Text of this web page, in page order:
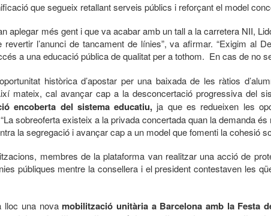
que segueix retallant serveis públics i reforçant el model
aplegar més gent i que va acabar amb un tall a la carretera NII,
l’anunci de tancament de línies”, va afirmar. “Exigim al
a una educació pública de qualitat per a tothom. En cas de no
històrica d’apostar per una baixada de les ràtios
mateix, cal avançar cap a la desconcertació progressiva del
encoberta del sistema educatiu, ja que es redueixen les
sobreoferta existeix a la privada concertada quan la demanda
la segregació i avançar cap a un model que fomenti la cohesió
membres de la plataforma van realitzar una acció de
públiques mentre la consellera i el president contestaven les
lloc una nova mobilització unitària a Barcelona amb la Festa